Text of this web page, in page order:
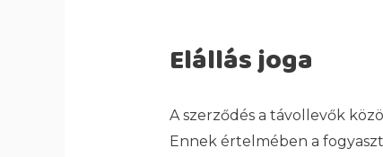
Elállás joga
A szerződés a távollevők
Ennek értelmében a